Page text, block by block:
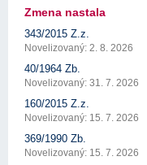
Zmena nastala
343/2015 Z.z.
Novelizovaný: 2. 8. 2026
40/1964 Zb.
Novelizovaný: 31. 7. 2026
160/2015 Z.z.
Novelizovaný: 15. 7. 2026
369/1990 Zb.
Novelizovaný: 15. 7. 2026